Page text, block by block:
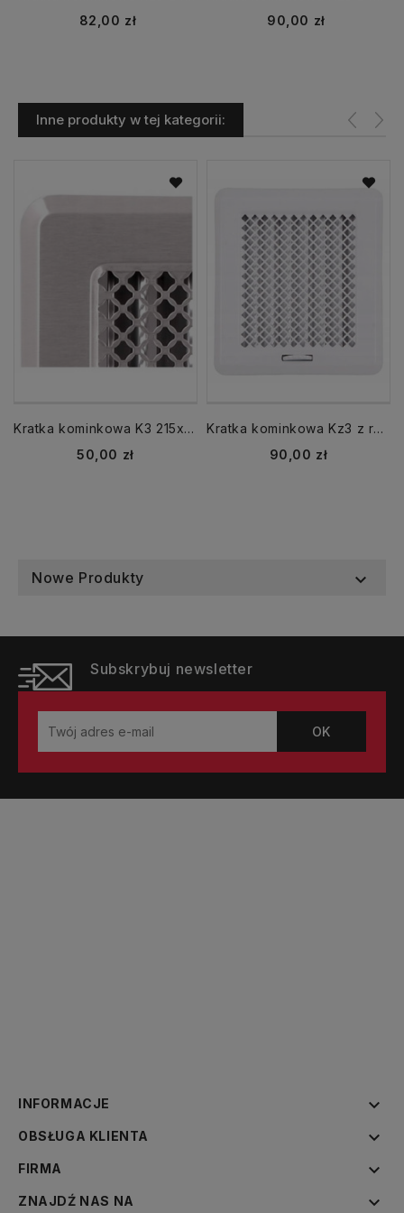
Cena
82,00 zł
Cena
90,00 zł
Inne produkty w tej kategorii:
Kratka kominkowa K3 215x140 mm z ramką chrom
Cena
50,00 zł
Kratka kominkowa Kz3 z ramką z żaluzją biała
Cena
90,00 zł
Nowe Produkty 
Subskrybuj newsletter
INFORMACJE 
OBSŁUGA KLIENTA 
FIRMA 
ZNAJDŹ NAS NA 